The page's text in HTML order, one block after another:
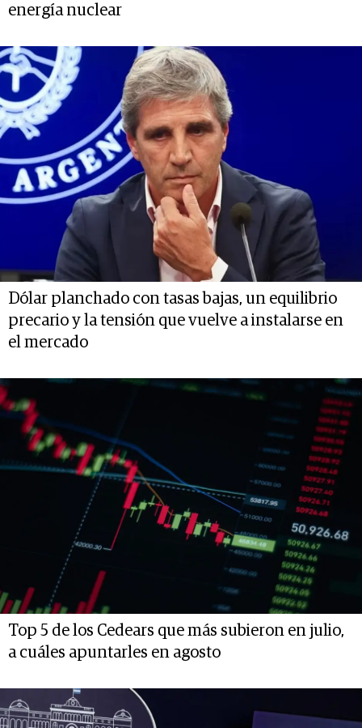
energía nuclear
Dólar planchado con tasas bajas, un equilibrio
precario y la tensión que vuelve a instalarse en
el mercado
Top 5 de los Cedears que más subieron en julio,
a cuáles apuntarles en agosto